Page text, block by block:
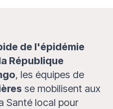
de l'épidémie
République
, les équipes de
se mobilisent aux
Santé local pour